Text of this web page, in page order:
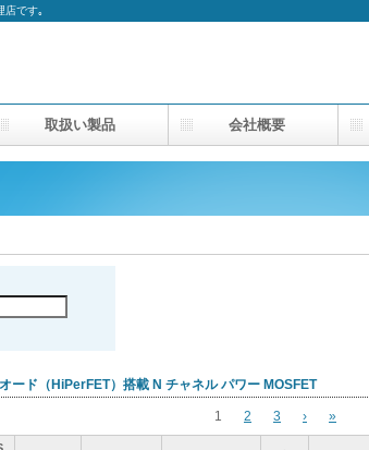
店です｡
ード（HiPerFET）搭載 N チャネル パワー MOSFET
1 2 3 › »
取扱い製品 会社概要